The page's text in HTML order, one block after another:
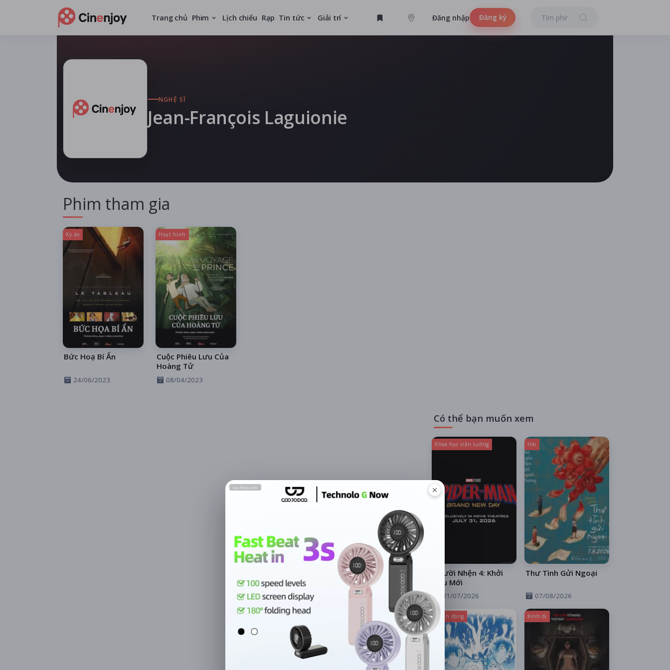
Trang chủ Phim Lịch chiếu Rạp Tin tức Giải trí Đăng nhập Đăng ký
NGHỆ SĨ
Jean-François Laguionie
Phim tham gia
Kỳ ảo
Bức Hoạ Bí Ẩn
24/06/2023
Hoạt hình
Cuộc Phiêu Lưu Của
Hoàng Tử
08/04/2023
Có thể bạn muốn xem
Khoa học viễn tưởng
Người Nhện 4: Khởi
Đầu Mới
31/07/2026
Hài
Thư Tình Gửi Ngoại
07/08/2026
Hành động Kinh dị